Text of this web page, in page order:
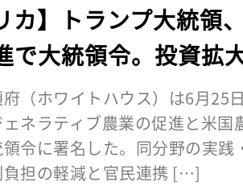
カ】トランプ大統領
で大統領令。投資拡
（ホワイトハウス）は6月25
ネラティブ農業の促進と米国
令に署名した。同分野の実
担の軽減と官民連携 […]